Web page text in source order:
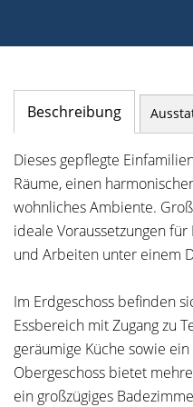
Beschreibung
Dieses gepflegte
Räume, einen
wohnliches Ambiente.
ideale Voraussetzungen
und Arbeiten unter einem
Im Erdgeschoss befinden
Essbereich mit Zugang zu
geräumige Küche sowie
Obergeschoss bietet
ein großzügiges